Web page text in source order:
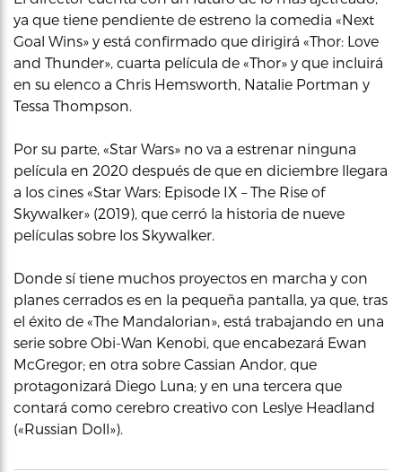
ya que tiene pendiente de estreno la comedia «Next
Goal Wins» y está confirmado que dirigirá «Thor: Love
and Thunder», cuarta película de «Thor» y que incluirá
en su elenco a Chris Hemsworth, Natalie Portman y
Tessa Thompson.
Por su parte, «Star Wars» no va a estrenar ninguna
película en 2020 después de que en diciembre llegara
a los cines «Star Wars: Episode IX – The Rise of
Skywalker» (2019), que cerró la historia de nueve
películas sobre los Skywalker.
Donde sí tiene muchos proyectos en marcha y con
planes cerrados es en la pequeña pantalla, ya que, tras
el éxito de «The Mandalorian», está trabajando en una
serie sobre Obi-Wan Kenobi, que encabezará Ewan
McGregor; en otra sobre Cassian Andor, que
protagonizará Diego Luna; y en una tercera que
contará como cerebro creativo con Leslye Headland
(«Russian Doll»).